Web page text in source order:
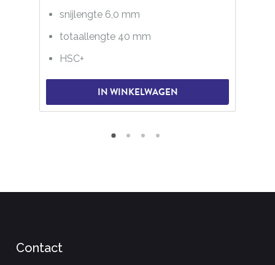
snijlengte 6,0 mm
totaallengte 40 mm
HSC+
IN WINKELWAGEN
Contact